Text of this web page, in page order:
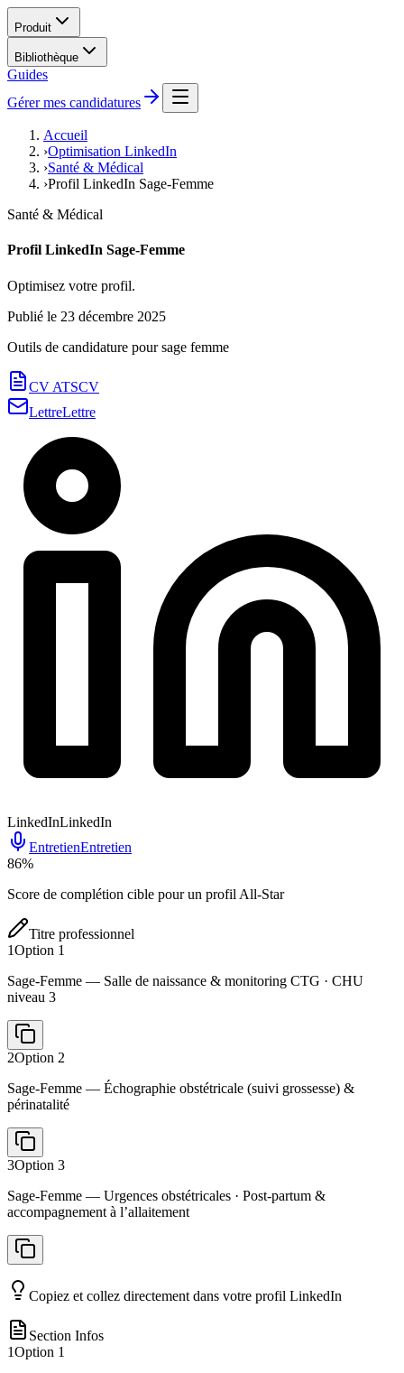
Produit
Bibliothèque
Guides
Gérer mes candidatures
Accueil
›Optimisation LinkedIn
›Santé & Médical
›Profil LinkedIn Sage-Femme
Santé & Médical
Profil LinkedIn Sage-Femme
Optimisez votre profil.
Publié le 23 décembre 2025
Outils de candidature poursage femme
CV ATSCV
LettreLettre
LinkedInLinkedIn
EntretienEntretien
86%
Score de complétion cible pour un profil All-Star
Titre professionnel
1Option 1
Sage-Femme — Salle de naissance & monitoring CTG · CHU
niveau 3
2Option 2
Sage-Femme — Échographie obstétricale (suivi grossesse) &
périnatalité
3Option 3
Sage-Femme — Urgences obstétricales · Post-partum &
accompagnement à l’allaitement
Copiez et collez directement dans votre profil LinkedIn
Section Infos
1Option 1